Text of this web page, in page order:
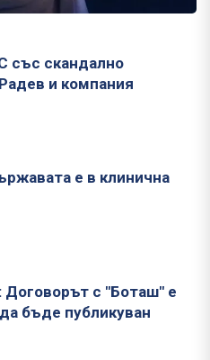
със скандално
и компания
е в клинична
с "Боташ" е
бъде публикуван